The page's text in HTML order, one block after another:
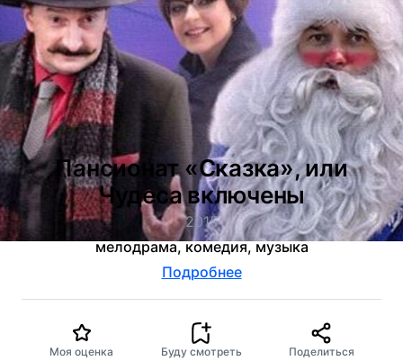
Пансионат «Сказка», или
Чудеса включены
2015
мелодрама, комедия, музыка
Подробнее
Моя оценка Буду смотреть Поделиться